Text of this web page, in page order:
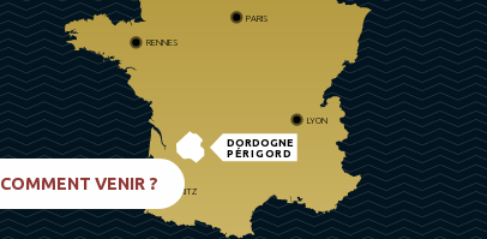
DORDOGNE
PÉRIGORD
PARIS
RENNES
LYON
BIARRITZ
COMMENT VENIR ?